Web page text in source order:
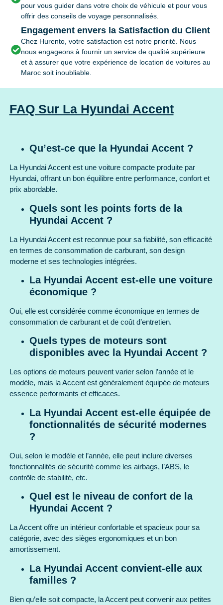
pour vous guider dans votre choix de véhicule et pour vous
offrir des conseils de voyage personnalisés.
Engagement envers la Satisfaction du Client
Chez Hurento, votre satisfaction est notre priorité. Nous
nous engageons à fournir un service de qualité supérieure
et à assurer que votre expérience de location de voitures au
Maroc soit inoubliable.
FAQ Sur La Hyundai Accent
Qu’est-ce que la Hyundai Accent ?
La Hyundai Accent est une voiture compacte produite par
Hyundai, offrant un bon équilibre entre performance, confort et
prix abordable.
Quels sont les points forts de la
Hyundai Accent ?
La Hyundai Accent est reconnue pour sa fiabilité, son efficacité
en termes de consommation de carburant, son design
moderne et ses technologies intégrées.
La Hyundai Accent est-elle une voiture
économique ?
Oui, elle est considérée comme économique en termes de
consommation de carburant et de coût d’entretien.
Quels types de moteurs sont
disponibles avec la Hyundai Accent ?
Les options de moteurs peuvent varier selon l’année et le
modèle, mais la Accent est généralement équipée de moteurs
essence performants et efficaces.
La Hyundai Accent est-elle équipée de
fonctionnalités de sécurité modernes
?
Oui, selon le modèle et l’année, elle peut inclure diverses
fonctionnalités de sécurité comme les airbags, l’ABS, le
contrôle de stabilité, etc.
Quel est le niveau de confort de la
Hyundai Accent ?
La Accent offre un intérieur confortable et spacieux pour sa
catégorie, avec des sièges ergonomiques et un bon
amortissement.
La Hyundai Accent convient-elle aux
familles ?
Bien qu’elle soit compacte, la Accent peut convenir aux petites